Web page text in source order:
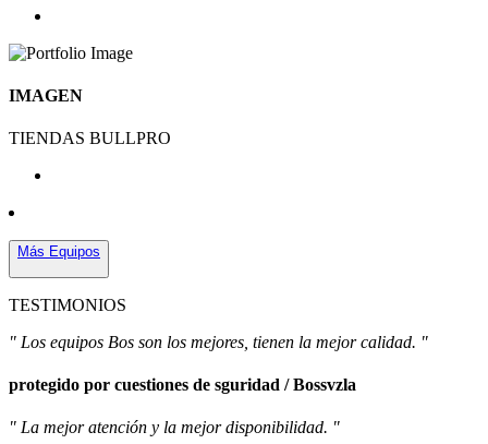
IMAGEN
TIENDAS BULLPRO
Más Equipos
TESTIMONIOS
" Los equipos Bos son los mejores, tienen la mejor calidad. "
protegido por cuestiones de sguridad / Bossvzla
" La mejor atención y la mejor disponibilidad. "